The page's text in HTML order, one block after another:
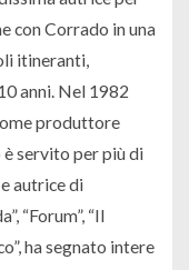
con Corrado in una
itineranti,
anni. Nel 1982
produttore
servito per più di
autrice di
“Forum”, “Il
ha segnato intere